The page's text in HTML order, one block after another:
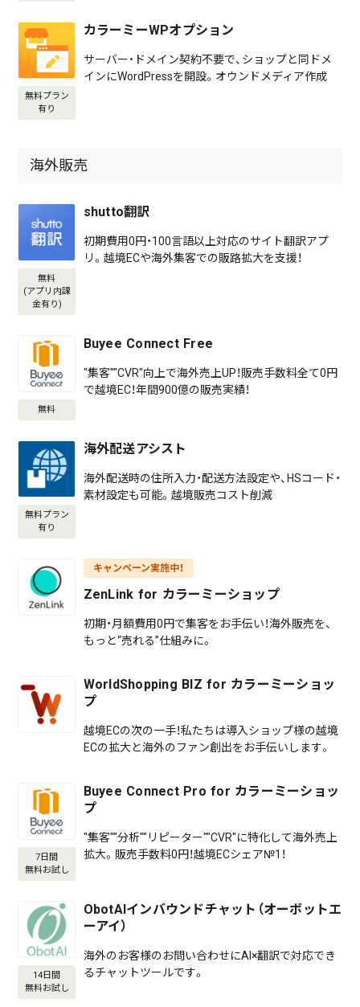
無料プラン
有り
カラーミーWPオプション
サーバー・ドメイン契約不要で、ショップと同ドメ
インにWordPressを開設。オウンドメディア作成
海外販売
無料
(アプリ内課
金有り)
shutto翻訳
初期費用0円・100言語以上対応のサイト翻訳アプ
リ。越境ECや海外集客での販路拡大を支援！
無料
Buyee Connect Free
"集客""CVR"向上で海外売上UP！販売手数料全て0円
で越境EC！年間900億の販売実績！
無料プラン
有り
海外配送アシスト
海外配送時の住所入力・配送方法設定や、HSコード・
素材設定も可能。越境販売コスト削減
キャンペーン実施中！
ZenLink for カラーミーショップ
初期・月額費用0円で集客をお手伝い！海外販売を、
もっと“売れる”仕組みに。
WorldShopping BIZ for カラーミーショッ
プ
越境ECの次の一手！私たちは導入ショップ様の越境
ECの拡大と海外のファン創出をお手伝いします。
7日間
無料お試し
Buyee Connect Pro for カラーミーショッ
プ
"集客""分析""リピーター""CVR"に特化して海外売上
拡大。販売手数料0円！越境ECシェア№1！
14日間
無料お試し
ObotAIインバウンドチャット（オーボットエ
ーアイ）
海外のお客様のお問い合わせにAI×翻訳で対応でき
るチャットツールです。